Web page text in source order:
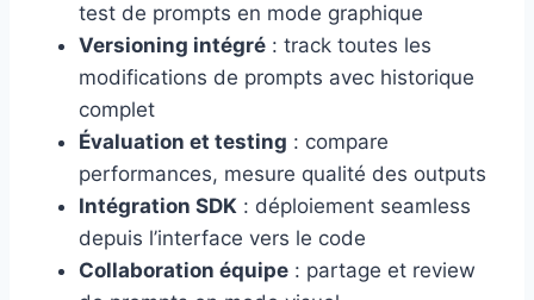
test de prompts en mode graphique
Versioning intégré : track toutes les
modifications de prompts avec historique
complet
Évaluation et testing : compare
performances, mesure qualité des outputs
Intégration SDK : déploiement seamless
depuis l’interface vers le code
Collaboration équipe : partage et review